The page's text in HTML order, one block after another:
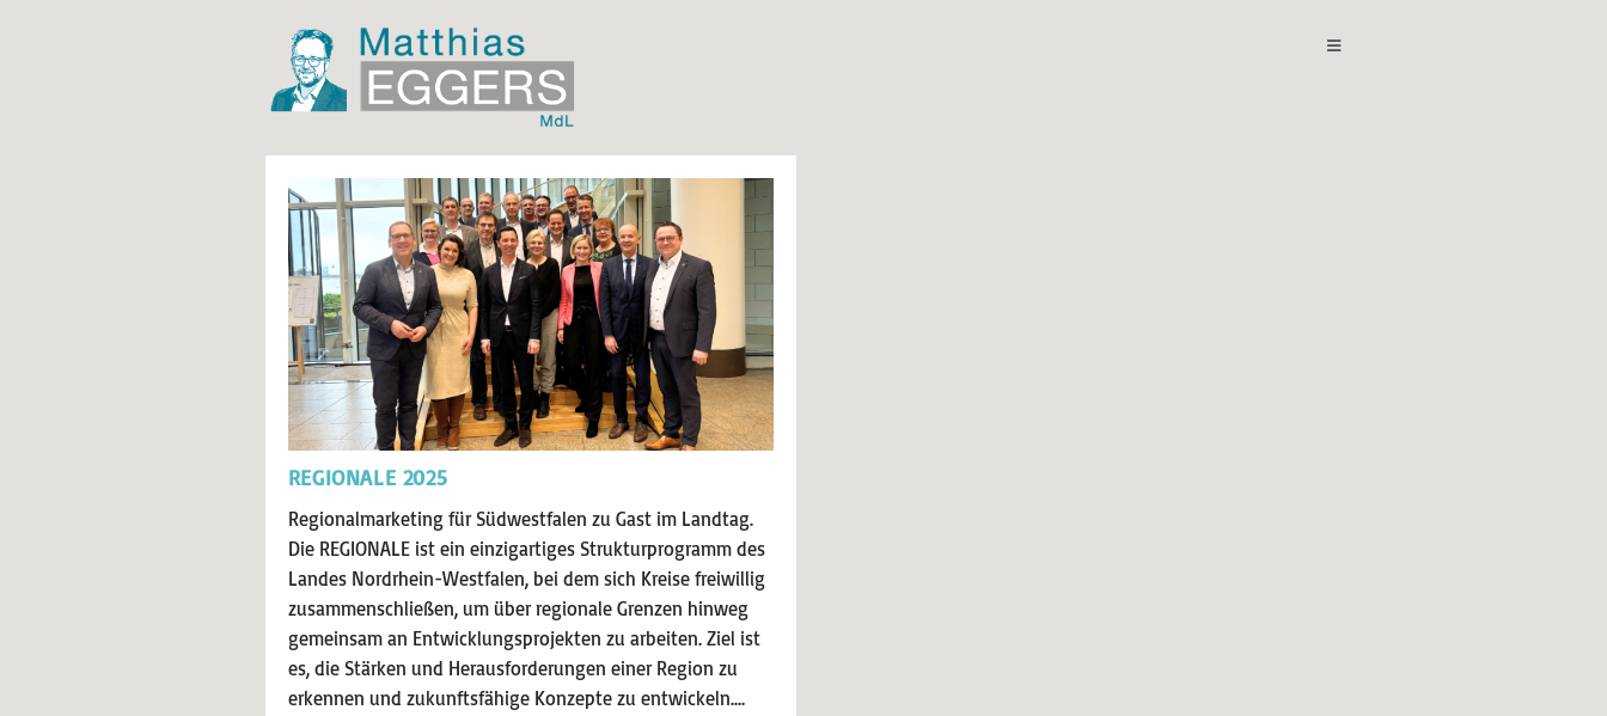
REGIONALE 2025
Regionalmarketing für Südwestfalen zu Gast im Landtag.
Die REGIONALE ist ein einzigartiges Strukturprogramm des
Landes Nordrhein-Westfalen, bei dem sich Kreise freiwillig
zusammenschließen, um über regionale Grenzen hinweg
gemeinsam an Entwicklungsprojekten zu arbeiten. Ziel ist
es, die Stärken und Herausforderungen einer Region zu
erkennen und zukunftsfähige Konzepte zu entwickeln.…